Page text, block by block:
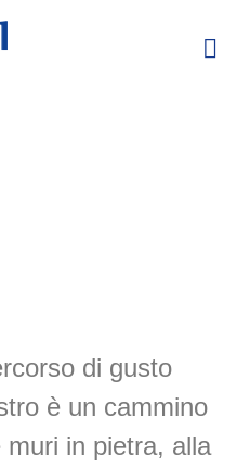
di gusto
è un cammino
in pietra, alla